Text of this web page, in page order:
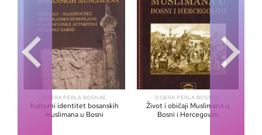
DOBRA PERLA BOSNAE
Kulturni identitet bosanskih
muslimana u Bosni
DOBRA PERLA BOSNAE
Život i običaji Muslimana u
Bosni i Hercegovini